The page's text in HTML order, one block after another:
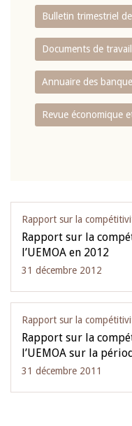
Bulletin trimestriel
Documents de travail
Annuaire des
Revue économique
Rapport sur la
Rapport sur la
l’UEMOA en 2012
31 décembre 2012
Rapport sur la
Rapport sur la
l’UEMOA sur la
31 décembre 2011